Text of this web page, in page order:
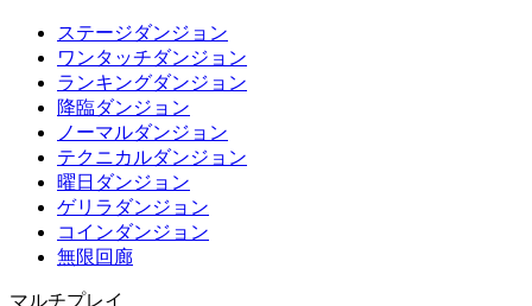
ステージダンジョン
ワンタッチダンジョン
ランキングダンジョン
降臨ダンジョン
ノーマルダンジョン
テクニカルダンジョン
曜日ダンジョン
ゲリラダンジョン
コインダンジョン
無限回廊
マルチプレイ